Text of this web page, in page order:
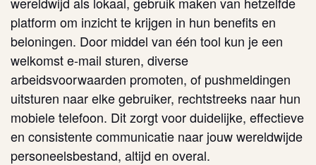
platform om inzicht te krijgen in hun benefits en
beloningen. Door middel van één tool kun je een
welkomst e-mail sturen, diverse
arbeidsvoorwaarden promoten, of pushmeldingen
uitsturen naar elke gebruiker, rechtstreeks naar hun
mobiele telefoon. Dit zorgt voor duidelijke, effectieve
en consistente communicatie naar jouw wereldwijde
personeelsbestand, altijd en overal.